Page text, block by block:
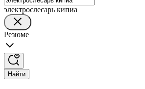
электрослесарь кипиа
Резюме
Найти